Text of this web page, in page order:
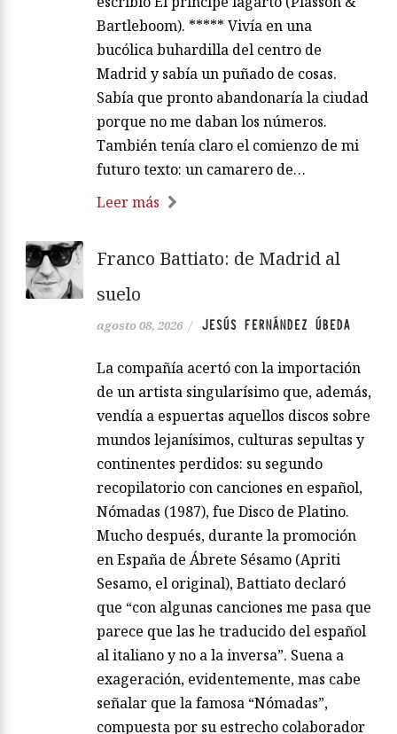
Bartleboom). ***** Vivía en una
bucólica buhardilla del centro de
Madrid y sabía un puñado de cosas.
Sabía que pronto abandonaría la ciudad
porque no me daban los números.
También tenía claro el comienzo de mi
futuro texto: un camarero de…
Leer más
Franco Battiato: de Madrid al
suelo
agosto 08, 2026 / JESÚS FERNÁNDEZ ÚBEDA
La compañía acertó con la importación
de un artista singularísimo que, además,
vendía a espuertas aquellos discos sobre
mundos lejanísimos, culturas sepultas y
continentes perdidos: su segundo
recopilatorio con canciones en español,
Nómadas (1987), fue Disco de Platino.
Mucho después, durante la promoción
en España de Ábrete Sésamo (Apriti
Sesamo, el original), Battiato declaró
que “con algunas canciones me pasa que
parece que las he traducido del español
al italiano y no a la inversa”. Suena a
exageración, evidentemente, mas cabe
señalar que la famosa “Nómadas”,
compuesta por su estrecho colaborador